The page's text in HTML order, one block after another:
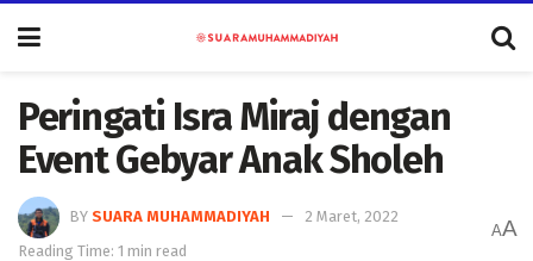
Peringati Isra Miraj dengan
Event Gebyar Anak Sholeh
BY SUARA MUHAMMADIYAH
2 Maret, 2022
Reading Time: 1 min read
AA